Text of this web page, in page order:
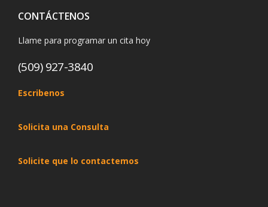
CONTÁCTENOS
Llame para programar un cita hoy
(509) 927-3840
Escribenos
Solicita una Consulta
Solicite que lo contactemos